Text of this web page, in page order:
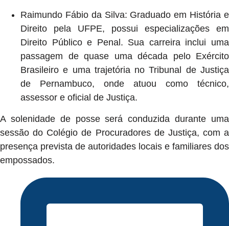
Raimundo Fábio da Silva: Graduado em História e
Direito pela UFPE, possui especializações em
Direito Público e Penal. Sua carreira inclui uma
passagem de quase uma década pelo Exército
Brasileiro e uma trajetória no Tribunal de Justiça
de Pernambuco, onde atuou como técnico,
assessor e oficial de Justiça.
A solenidade de posse será conduzida durante uma
sessão do Colégio de Procuradores de Justiça, com a
presença prevista de autoridades locais e familiares dos
empossados.